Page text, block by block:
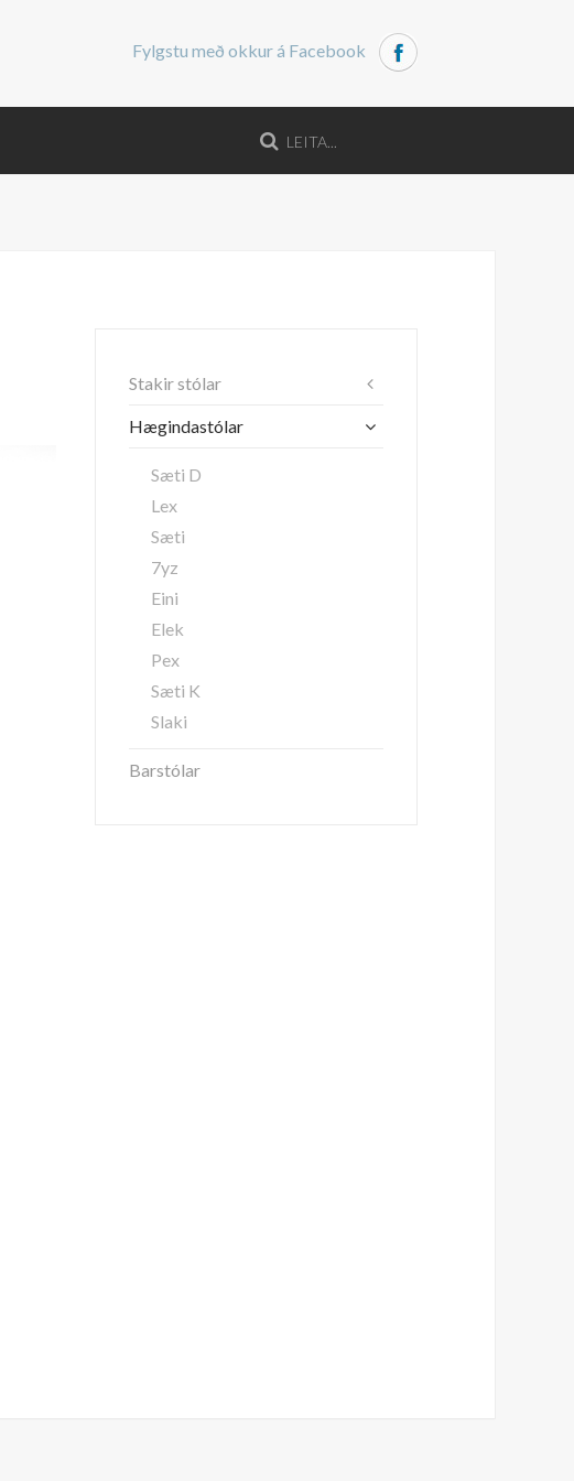
Fylgstu með okkur á Facebook
Stakir stólar
Hægindastólar
Sæti D
Lex
Sæti
7yz
Eini
Elek
Pex
Sæti K
Slaki
Barstólar